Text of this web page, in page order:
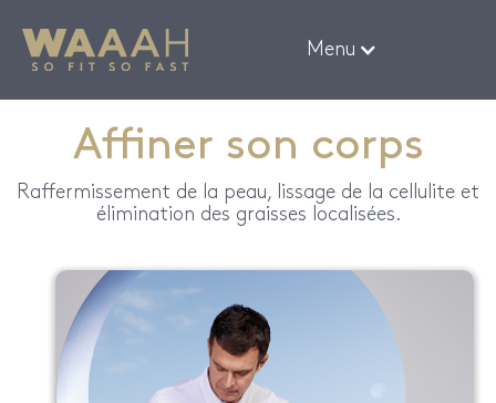
Menu
Affiner son corps
Raffermissement de la peau, lissage de la cellulite et
élimination des graisses localisées.